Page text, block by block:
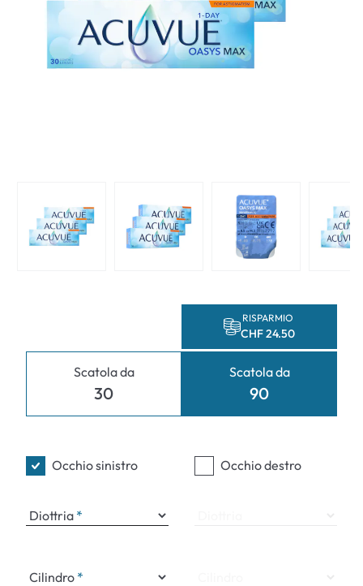
Scatola da
30
RISPARMIO
CHF 24.50
Scatola da
90
Occhio sinistro
Diottria
Cilindro
Occhio destro